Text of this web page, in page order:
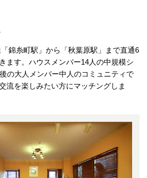
錦糸町駅」から「秋葉原駅」まで直通6
ます。ハウスメンバー14人の中規模シ
の大人メンバー中人のコミュニティで
流を楽しみたい方にマッチングしま